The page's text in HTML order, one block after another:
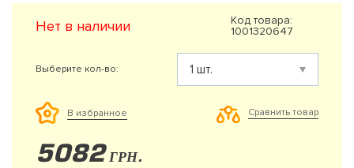
Нет в наличии
Код товара:
1001320647
Выберите кол-во:
В избранное Сравнить товар
5082 ГРН.